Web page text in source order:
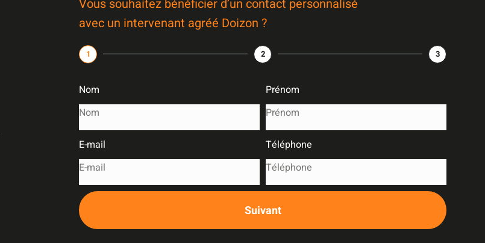
Vous souhaitez bénéficier d’un contact personnalisé
avec un intervenant agréé Doizon ?
1 2 3
Nom Prénom
E-mail Téléphone
Suivant